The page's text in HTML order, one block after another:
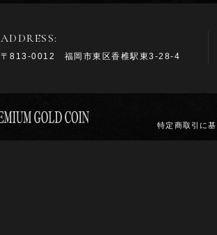
ADDRESS:
〒813-0012 福岡市東区香椎駅東3-28-4
特定商取引に